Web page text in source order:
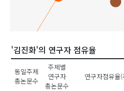
'김진화'의 연구자 점유율
동일주제
총논문수
주제별
연구자
총논문수
연구자점유율